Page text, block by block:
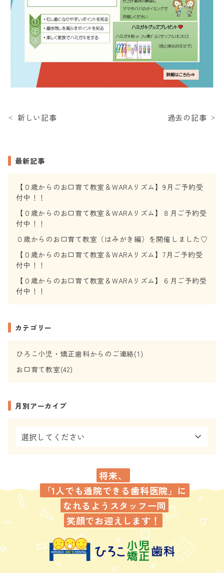
＜ 新しい記事 過去の記事 ＞
最新記事
【０歳からのお口育て教室＆WARAリズム】9月ご予約受
付中！！
【０歳からのお口育て教室＆WARAリズム】８月ご予約受
付中！！
０歳からのお口育て教室（はみがき編）を開催しました♡
【０歳からのお口育て教室＆WARAリズム】7月ご予約受
付中！！
【０歳からのお口育て教室＆WARAリズム】６月ご予約受
付中！！
カテゴリー
ひろこ小児・矯正歯科からのご連絡(1)
お口育て教室(42)
月別アーカイブ
将来、
「1人でも通院できる歯科医院」に
なれるよう スタッフ一同
笑顔でお迎えします！